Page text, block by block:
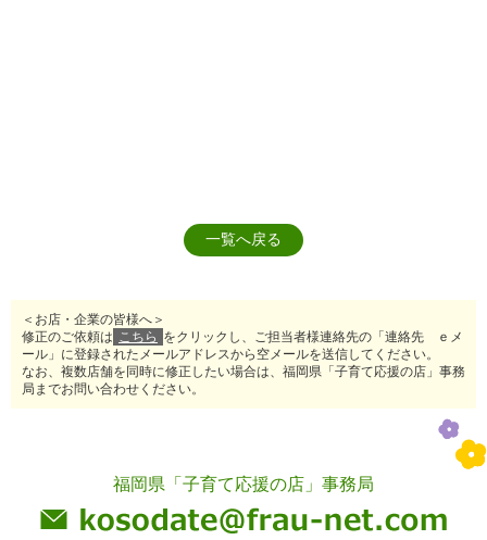
一覧へ戻る
＜お店・企業の皆様へ＞
修正のご依頼は こちら をクリックし、ご担当者様連絡先の「連絡先 ｅメ
ール」に登録されたメールアドレスから空メールを送信してください。
なお、複数店舗を同時に修正したい場合は、福岡県「子育て応援の店」事務
局までお問い合わせください。
福岡県「子育て応援の店」事務局